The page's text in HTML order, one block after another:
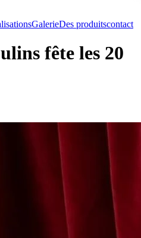
GalerieDes produitscontact
fête les 20